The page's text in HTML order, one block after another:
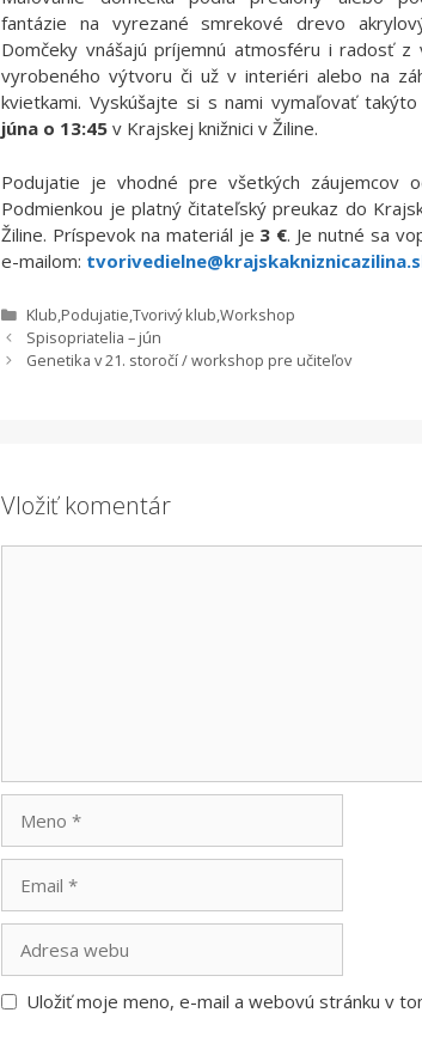
fantázie na vyrezané smrekové drevo
Domčeky vnášajú príjemnú atmosféru i radosť z
vyrobeného výtvoru či už v interiéri alebo na
kvietkami. Vyskúšajte si s nami vymaľovať
júna o 13:45 v Krajskej knižnici v Žiline.
Podujatie je vhodné pre všetkých záujemcov
Podmienkou je platný čitateľský preukaz do
Žiline. Príspevok na materiál je 3 €. Je nutné sa
e-mailom:
Kategórie
Klub,Podujatie,Tvorivý klub,Workshop
Spisopriatelia – jún
Genetika v 21. storočí / workshop pre učiteľov
Vložiť komentár
webu
Uložiť moje meno, e-mail a webovú stránku v